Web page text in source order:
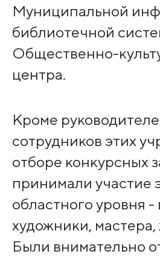
Муниципальной
библиотечной
Общественно-
центра.
Кроме
сотрудников этих
отборе конкурсных
принимали участие
областного уровня -
художники,
Были внимательно